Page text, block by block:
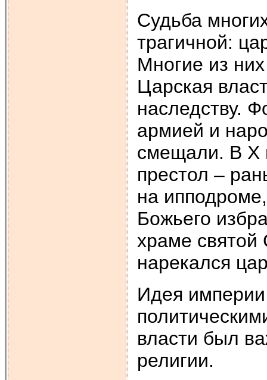
Судьба
трагичной:
Многие из
Царская
наследству.
армией и
смещали. В Х
престол –
на
Божьего
храме святой
нарекался
Идея
власти был
религии.